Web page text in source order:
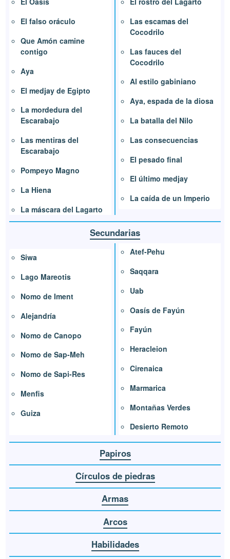
El falso oráculo
Que Amón camine
contigo
Aya
El medjay de Egipto
La mordedura del
Escarabajo
Las mentiras del
Escarabajo
Pompeyo Magno
La Hiena
La máscara del Lagarto
Las escamas del
Cocodrilo
Las fauces del
Cocodrilo
Al estilo gabiniano
Aya, espada de la diosa
La batalla del Nilo
Las consecuencias
El pesado final
El último medjay
La caída de un Imperio
Secundarias
Siwa
Lago Mareotis
Nomo de Iment
Alejandría
Nomo de Canopo
Nomo de Sap-Meh
Nomo de Sapi-Res
Menfis
Guiza
Atef-Pehu
Saqqara
Uab
Oasís de Fayún
Fayún
Heracleion
Cirenaica
Marmarica
Montañas Verdes
Desierto Remoto
Papiros
Círculos de piedras
Armas
Arcos
Habilidades